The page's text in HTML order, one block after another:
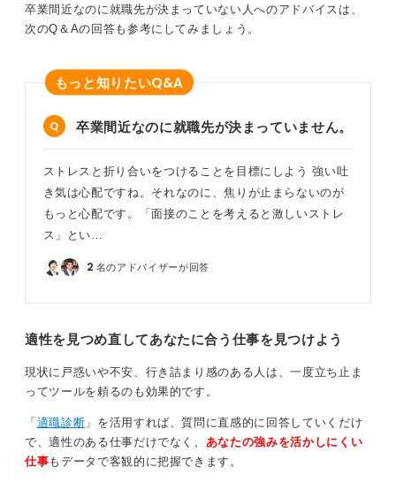
卒業間近なのに就職先が決まっていない人へのアドバイスは、
次のQ＆Aの回答も参考にしてみましょう。
もっと知りたいQ&A
卒業間近なのに就職先が決まっていません。
ストレスと折り合いをつけることを目標にしよう 強い吐
き気は心配ですね。それなのに、焦りが止まらないのが
もっと心配です。「面接のことを考えると激しいストレ
ス」とい…
2 名のアドバイザーが回答
適性を見つめ直してあなたに合う仕事を見つけよう
現状に戸惑いや不安、行き詰まり感のある人は、一度立ち止ま
ってツールを頼るのも効果的です。
「 適職診断 」を活用すれば、質問に直感的に回答していくだけ
で、適性のある仕事だけでなく、 あなたの強みを活かしにくい
仕事もデータで客観的に把握できます。